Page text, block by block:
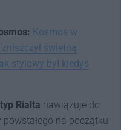
Kosmos w
świetną
stylowy był kiedyś
Rialta nawiązuje do
na początku